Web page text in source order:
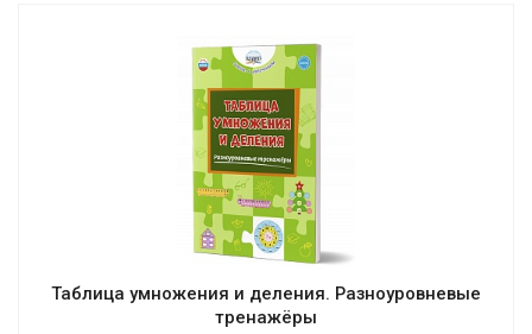
Таблица умножения и деления. Разноуровневые
тренажёры